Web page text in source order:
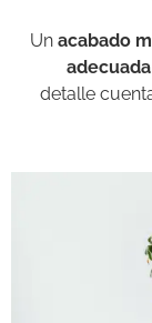
Un acabado
detalle